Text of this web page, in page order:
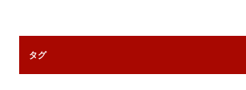
タグ